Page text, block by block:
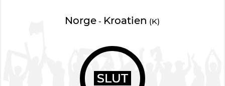
Norge - Kroatien (K)
SLUT